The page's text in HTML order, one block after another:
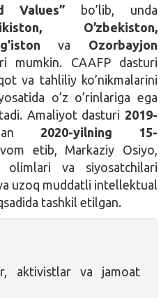
Values” bo’lib, unda
O’zbekiston,
va Ozorbayjon
mumkin. CAAFP dasturi
va tahliliy ko’nikmalarini
o’z o’rinlariga ega
Amaliyot dasturi 2019-
2020-yilning 15-
etib, Markaziy Osiyo,
olimlari va siyosatchilari
uzoq muddatli intellektual
tashkil etilgan.
aktivistlar va jamoat